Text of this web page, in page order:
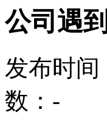
公司遇
发布时
数： -